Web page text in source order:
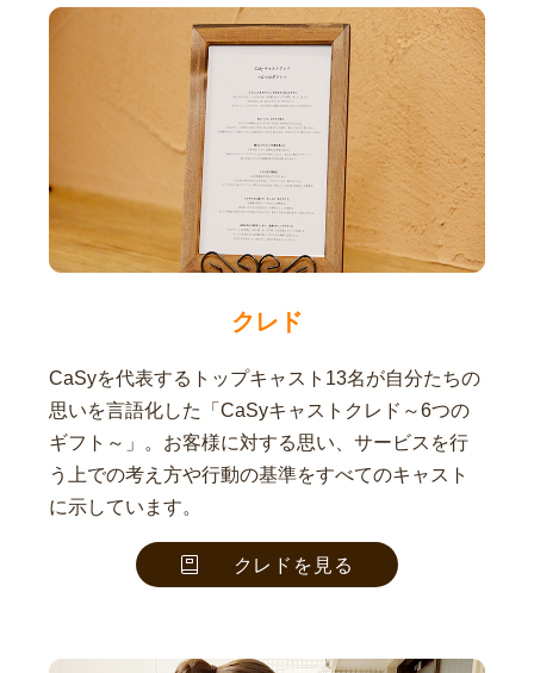
クレド
CaSyを代表するトップキャスト13名が自分たちの
思いを言語化した「CaSyキャストクレド～6つの
ギフト～」。お客様に対する思い、サービスを行
う上での考え方や行動の基準をすべてのキャスト
に示しています。
クレドを見る